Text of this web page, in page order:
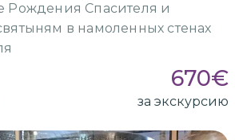
Рождения Спасителя и
в намоленных стенах
670€
за экскурсию